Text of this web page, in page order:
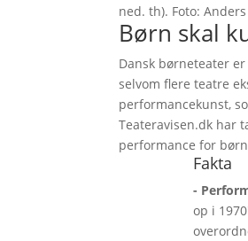
ned. th). Foto:
Børn skal
Dansk børneteater
selvom flere teatre
performancekunst,
Teateravisen.dk har
performance for
Fakta
-
op i